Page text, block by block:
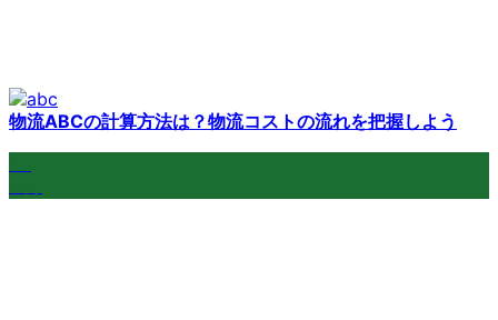
物流ABCの計算方法は？物流コストの流れを把握しよう